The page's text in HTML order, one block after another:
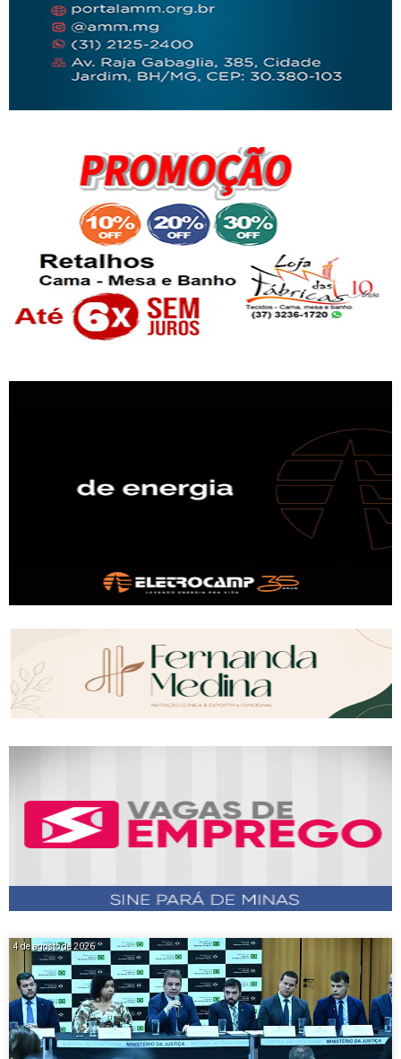
4 de agosto de 2026